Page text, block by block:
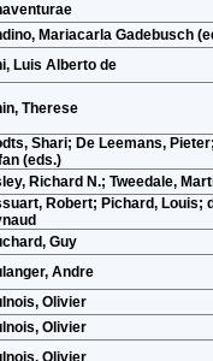
Mariacarla Gadebusch
Luis Alberto de
Therese
Shari; De Leemans,
(eds.)
Richard N.; Tweedale,
Robert; Pichard, Louis;
Guy
Andre
Olivier
Olivier
Olivier